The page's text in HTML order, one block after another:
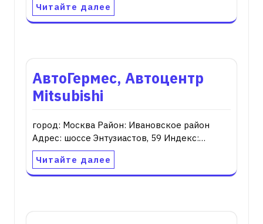
Читайте далее
АвтоГермес, Автоцентр
Mitsubishi
город: Москва Район: Ивановское район
Адрес: шоссе Энтузиастов, 59 Индекс:…
Читайте далее